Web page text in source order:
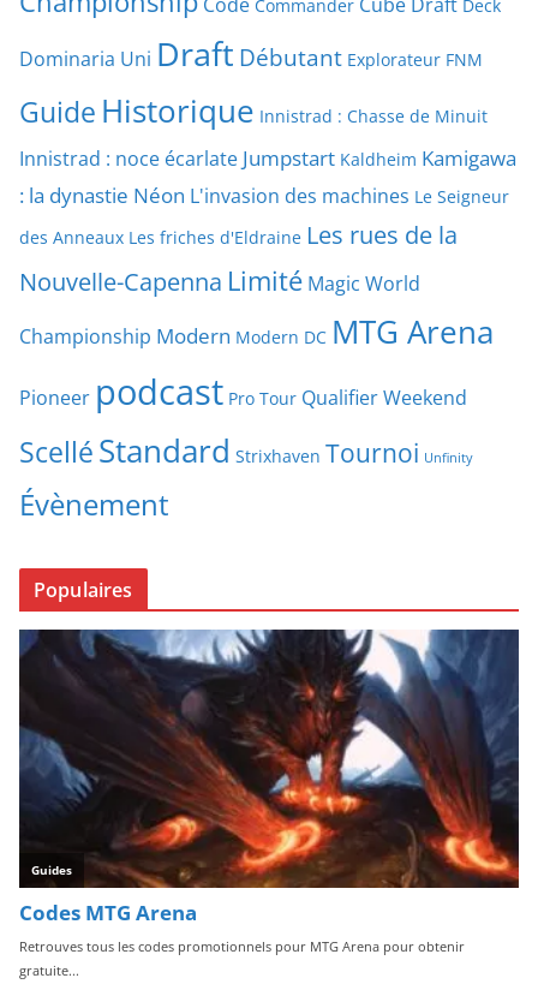
Commander Deck
Dominaria Uni Draft Débutant Explorateur FNM
Guide Historique Innistrad : Chasse de Minuit
Innistrad : noce écarlate Jumpstart Kaldheim Kamigawa
: la dynastie Néon L'invasion des machines Le Seigneur
des Anneaux Les friches d'Eldraine Les rues de la
Nouvelle-Capenna Limité Magic World
Championship Modern Modern DC MTG Arena
Pioneer podcast Pro Tour Qualifier Weekend
ScelléStandard Strixhaven Tournoi Unfinity
Évènement
Populaires